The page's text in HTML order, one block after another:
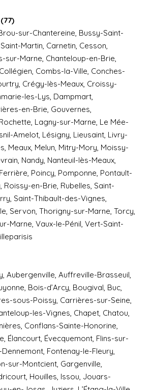
sur-Chantereine, Bussy-Saint-
Martin, Carnetin, Cesson,
sur-Marne, Chanteloup-en-Brie,
Combs-la-Ville, Conches-
Crégy-lès-Meaux, Croissy-
les-Lys, Dampmart,
en-Brie, Gouvernes,
Lagny-sur-Marne, Le Mée-
Amelot, Lésigny, Lieusaint, Livry-
Meaux, Melun, Mitry-Mory, Moissy-
Nandy, Nanteuil-lès-Meaux,
Poincy, Pomponne, Pontault-
Roissy-en-Brie, Rubelles, Saint-
Saint-Thibault-des-Vignes,
Servon, Thorigny-sur-Marne, Torcy,
Marne, Vaux-le-Pénil, Vert-Saint-
Aubergenville, Auffreville-Brasseuil,
Bois-d’Arcy, Bougival, Buc,
sous-Poissy, Carrières-sur-Seine,
les-Vignes, Chapet, Chatou,
Conflans-Sainte-Honorine,
Élancourt, Évecquemont, Flins-sur-
Dennemont, Fontenay-le-Fleury,
sur-Montcient, Gargenville,
Houilles, Issou, Jouars-